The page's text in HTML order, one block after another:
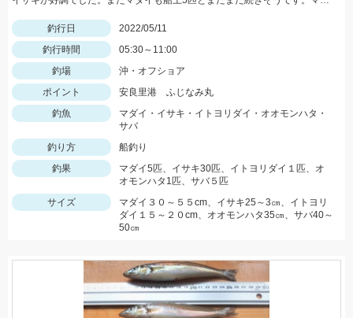
釣行日
2022/05/11
釣行時間
05:30～11:00
釣場
沖・オフショア
ポイント
安良里港 ふじなみ丸
釣魚
マダイ・イサキ・イトヨリダイ・オオモンハタ・
サバ
釣り方
船釣り
釣果
マダイ5匹、イサキ30匹、イトヨリダイ１匹、オ
オモンハタ1匹、サバ５匹
サイズ
マダイ３０～５５cm、イサキ25～3㎝、イトヨリ
ダイ１５～２０cm、オオモンハタ35㎝、サバ40～
50㎝